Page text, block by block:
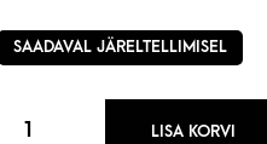
SAADAVAL JÄRELTELLIMISEL
LISA KORVI